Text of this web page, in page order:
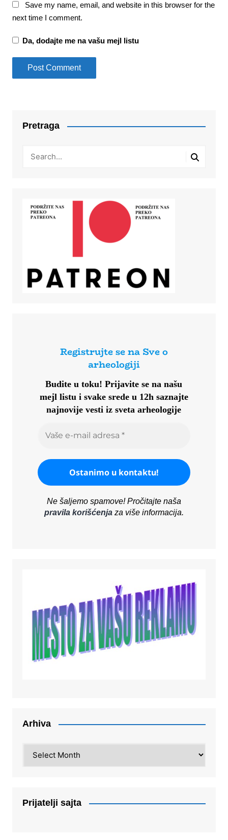
Save my name, email, and website in this browser for the
next time I comment.
Da, dodajte me na vašu mejl listu
Pretraga
Registrujte se na Sve o
arheologiji
Budite u toku!Prijavite se na našu
mejl listu i svake srede u 12h saznajte
najnovije vesti iz sveta arheologije
Ne šaljemo spamove! Pročitajte naša
pravila korišćenjaza više informacija.
Arhiva
Prijatelji sajta